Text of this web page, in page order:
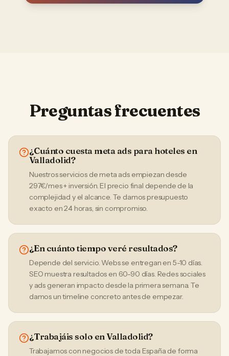
Preguntas frecuentes
¿Cuánto cuesta meta ads para hoteles en
Valladolid?
Nuestros servicios de meta ads empiezan desde
297€/mes + inversión. El precio final depende de la
complejidad y el alcance. Te damos presupuesto
exacto en 24 horas, sin compromiso.
¿En cuánto tiempo veré resultados?
Depende del servicio. Webs se entregan en 5-10 días.
SEO muestra resultados en 60-90 días. Redes sociales
y ads generan impacto desde la primera semana. Te
damos un timeline concreto antes de empezar.
¿Trabajáis solo en Valladolid?
Trabajamos con negocios de toda España de forma